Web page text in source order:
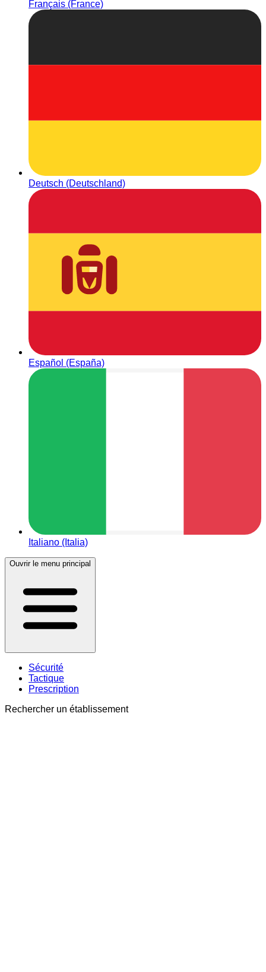
Français (France)
Deutsch (Deutschland)
Español (España)
Italiano (Italia)
Ouvrir le menu principal
Sécurité
Tactique
Prescription
Rechercher un établissement